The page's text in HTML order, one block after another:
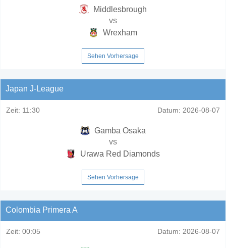
Middlesbrough
vs
Wrexham
Sehen Vorhersage
Japan J-League
Zeit: 11:30 Datum: 2026-08-07
Gamba Osaka
vs
Urawa Red Diamonds
Sehen Vorhersage
Colombia Primera A
Zeit: 00:05 Datum: 2026-08-07